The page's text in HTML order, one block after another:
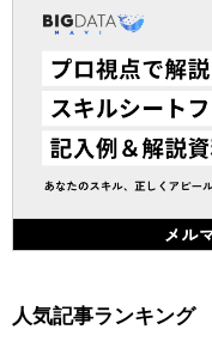
人気記事ランキング